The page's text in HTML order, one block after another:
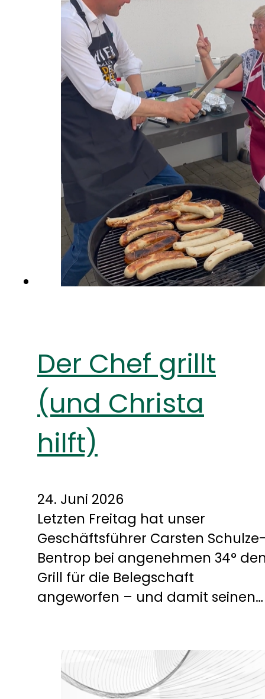
Der Chef grillt
(und Christa
hilft)
24. Juni 2026
Letzten Freitag hat unser
Geschäftsführer Carsten
Bentrop bei angenehmen 34°
Grill für die Belegschaft
angeworfen – und damit seinen…